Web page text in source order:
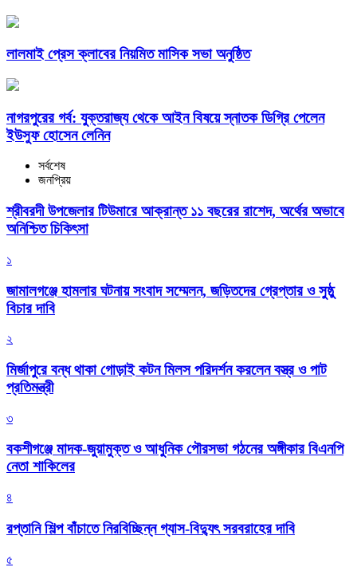
লালমাই প্রেস ক্লাবের নিয়মিত মাসিক সভা অনুষ্ঠিত
নাগরপুরের গর্ব: যুক্তরাজ্য থেকে আইন বিষয়ে স্নাতক ডিগ্রি পেলেন
ইউসুফ হোসেন লেনিন
সর্বশেষ
জনপ্রিয়
শ্রীবরদী উপজেলার টিউমারে আক্রান্ত ১১ বছরের রাশেদ, অর্থের অভাবে
অনিশ্চিত চিকিৎসা
১
জামালগঞ্জে হামলার ঘটনায় সংবাদ সম্মেলন, জড়িতদের গ্রেপ্তার ও সুষ্ঠু
বিচার দাবি
২
মির্জাপুরে বন্ধ থাকা গোড়াই কটন মিলস পরিদর্শন করলেন বস্ত্র ও পাট
প্রতিমন্ত্রী
৩
বকশীগঞ্জে মাদক-জুয়ামুক্ত ও আধুনিক পৌরসভা গঠনের অঙ্গীকার বিএনপি
নেতা শাকিলের
৪
রপ্তানি শিল্প বাঁচাতে নিরবিচ্ছিন্ন গ্যাস-বিদ্যুৎ সরবরাহের দাবি
৫